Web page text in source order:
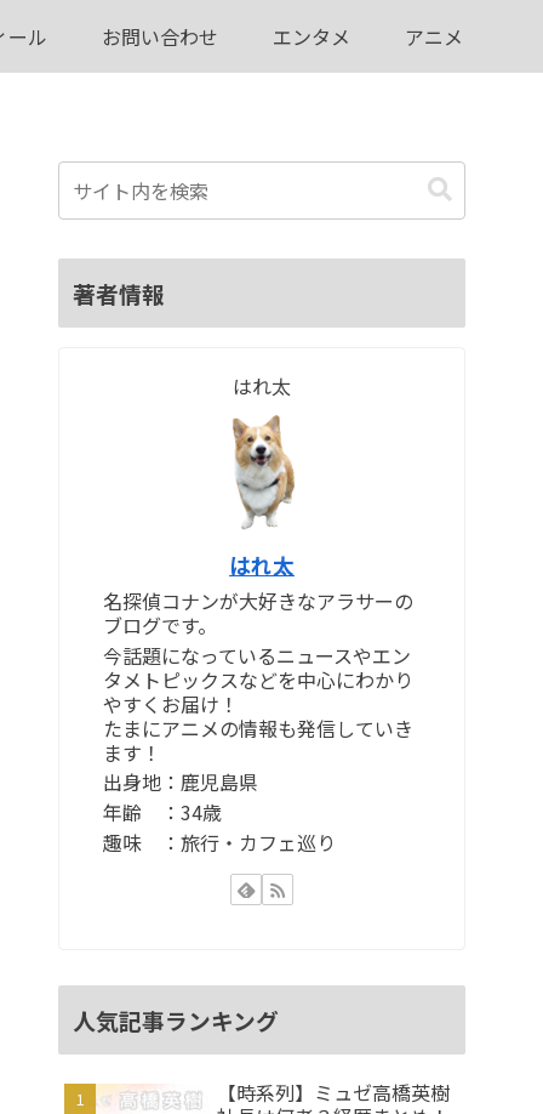
ール お問い合わせ エンタメ アニメ
著者情報
はれ太
はれ太
名探偵コナンが大好きなアラサーの
ブログです。
今話題になっているニュースやエン
タメトピックスなどを中心にわかり
やすくお届け！
たまにアニメの情報も発信していき
ます！
出身地：鹿児島県
年齢 ：34歳
趣味 ：旅行・カフェ巡り
人気記事ランキング
【時系列】ミュゼ高橋英樹